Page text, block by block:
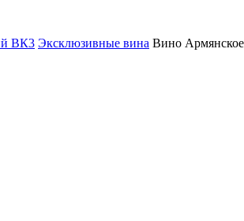
ВК3 Эксклюзивные вина Вино